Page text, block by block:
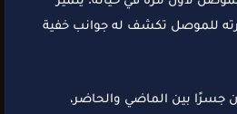
للموصل تكشف له جوانب خفية
جسرًا بين الماضي والحاضر،